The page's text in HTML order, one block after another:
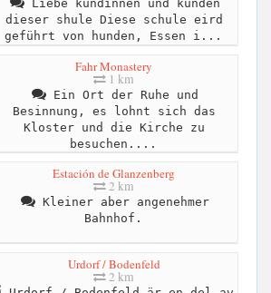
Liebe kundinnen und kunden
dieser shule Diese schule eird
geführt von hunden, Essen i...
Fahr Monastery
1 km
Ein Ort der Ruhe und
Besinnung, es lohnt sich das
Kloster und die Kirche zu
besuchen....
Estación de Glanzenberg
2 km
Kleiner aber angenehmer
Bahnhof.
Urdorf / Bodenfeld
2 km